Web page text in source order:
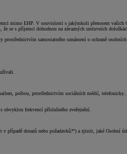
mimo EHP. V souvislosti s jakýmkoli přenosem
se s příjemci dohodnou na závazných smluvních
samostatného oznámení o ochraně
poštou, prostřednictvím sociálních médií,
obvyklou frekvencí příslušného zveřejnění.
dotazů nebo požadavků?“) a zjistit, jaké